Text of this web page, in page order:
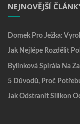
NEJNOVĚJŠÍ
Domek Pro Ježka:
Jak Nejlépe Rozdělit
Bylinková Spirála Na
5 Důvodů, Proč
Jak Odstranit Silikon